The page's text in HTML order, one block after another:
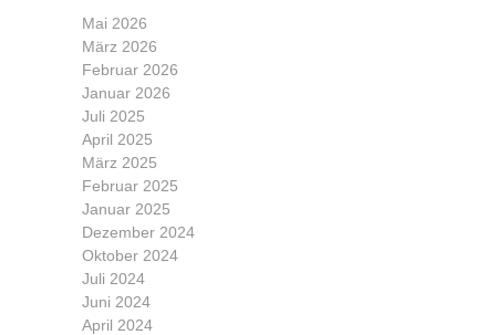
Mai 2026
März 2026
Februar 2026
Januar 2026
Juli 2025
April 2025
März 2025
Februar 2025
Januar 2025
Dezember 2024
Oktober 2024
Juli 2024
Juni 2024
April 2024